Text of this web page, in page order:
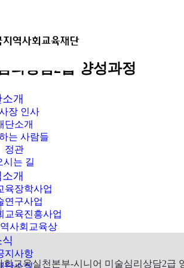
회교육
개
장 인사
단소개
는 사람들
정관
시는 길
개
육장학사업
연구사업
교육진흥사업
사회교육상
식
지사항
단소식
리상담2급 양성과정
회교육실천본부-시니어 미술심리상담2급